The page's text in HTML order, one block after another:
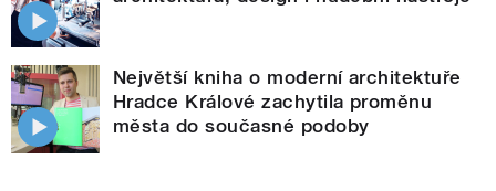
Největší kniha o moderní architektuře
Hradce Králové zachytila proměnu
města do současné podoby